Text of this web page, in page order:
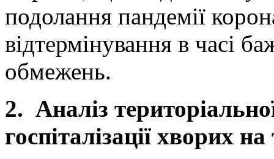
подолання пандемії
відтермінування в часі
обмежень.
2. Аналіз
госпіталізації хворих